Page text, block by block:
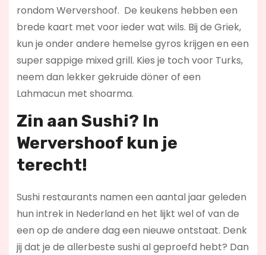
rondom Wervershoof. De keukens hebben een
brede kaart met voor ieder wat wils. Bij de Griek,
kun je onder andere hemelse gyros krijgen en een
super sappige mixed grill. Kies je toch voor Turks,
neem dan lekker gekruide döner of een
Lahmacun met shoarma.
Zin aan Sushi? In
Wervershoof kun je
terecht!
Sushi restaurants namen een aantal jaar geleden
hun intrek in Nederland en het lijkt wel of van de
een op de andere dag een nieuwe ontstaat. Denk
jij dat je de allerbeste sushi al geproefd hebt? Dan